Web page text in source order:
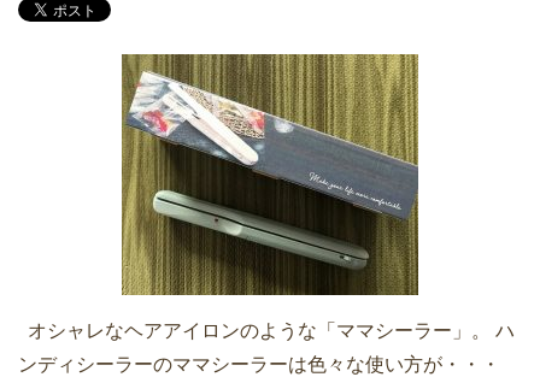
オシャレなヘアアイロンのような「ママシーラー」。 ハ
ンディシーラーのママシーラーは色々な使い方が・・・